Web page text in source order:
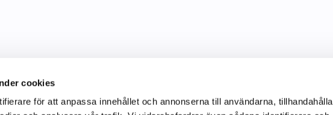
cookies
för att anpassa innehållet och annonserna till användarna, tillhandahålla
Information